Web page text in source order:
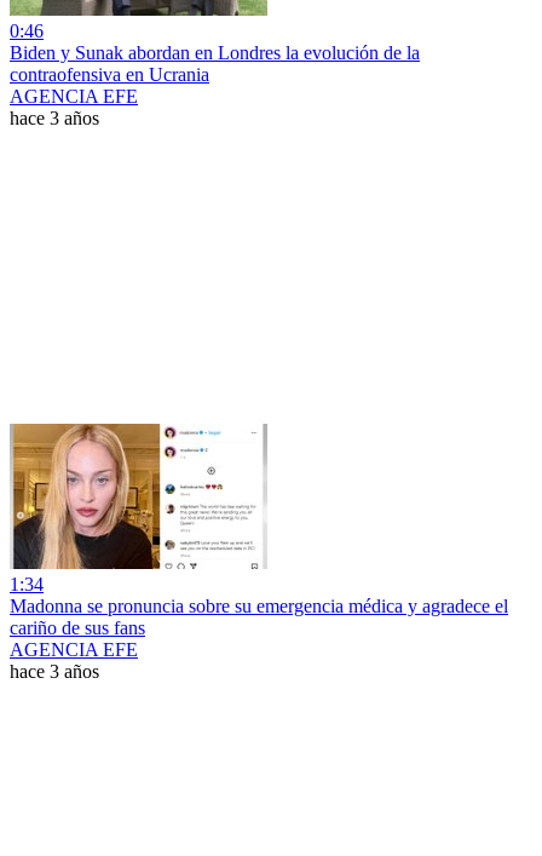
0:46
Biden y Sunak abordan en Londres la evolución de la
contraofensiva en Ucrania
AGENCIA EFE
hace 3 años
1:34
Madonna se pronuncia sobre su emergencia médica y agradece el
cariño de sus fans
AGENCIA EFE
hace 3 años